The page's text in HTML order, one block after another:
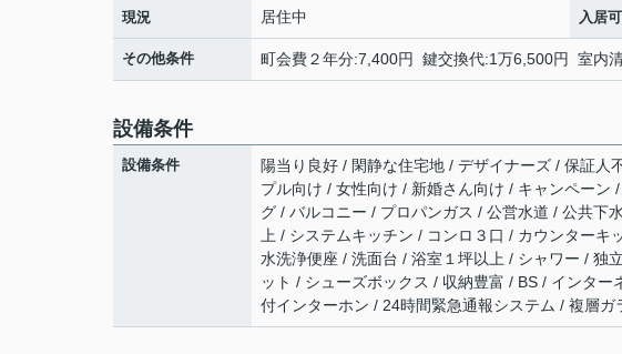
現況 居住中 入居
その他条件 町会費２年分:7,400円 鍵交換代:1万6,500円 室内
設備条件
設備条件
陽当り良好 / 閑静な住宅地 / デザイナーズ / 保証人
プル向け / 女性向け / 新婚さん向け / キャンペー
グ / バルコニー / プロパンガス / 公営水道 / 公共下
上 / システムキッチン / コンロ３口 / カウンター
水洗浄便座 / 洗面台 / 浴室１坪以上 / シャワー / 独
ット / シューズボックス / 収納豊富 / BS / インタ
付インターホン / 24時間緊急通報システム / 複層